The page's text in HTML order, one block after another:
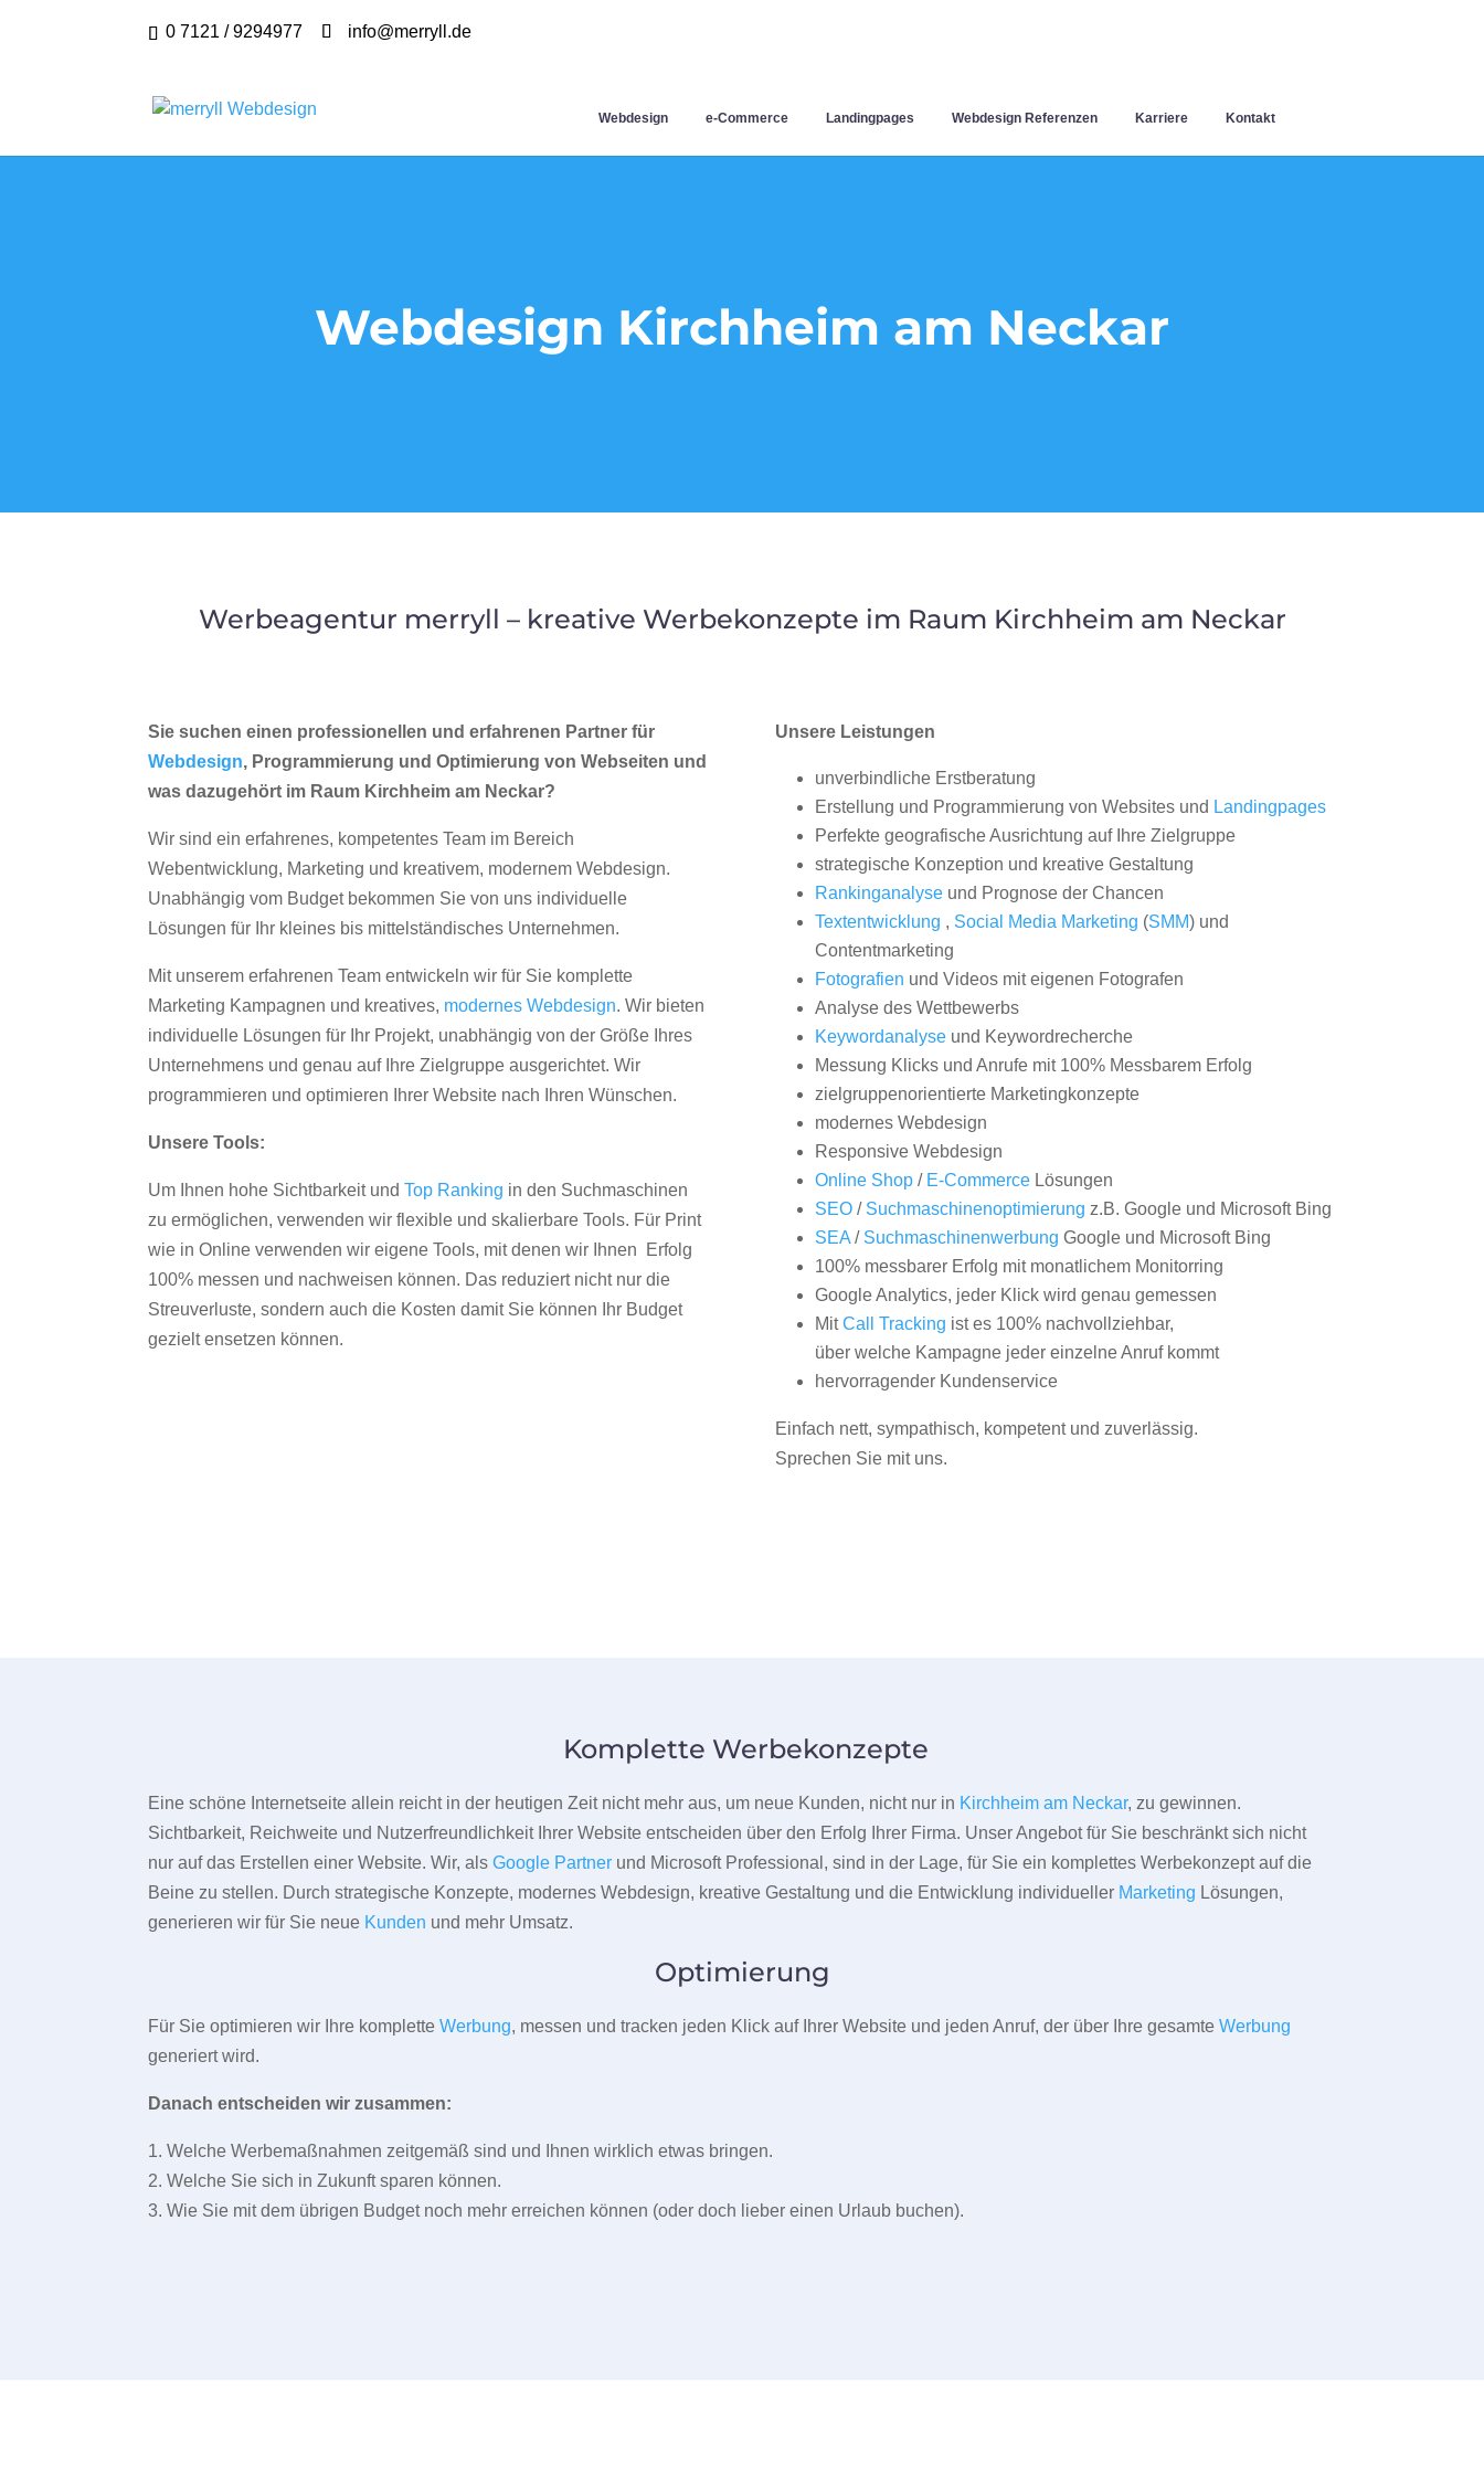
0 7121 / 9294977 info@merryll.de
Webdesign e-Commerce Landingpages Webdesign Referenzen Karriere Kontakt
Webdesign Kirchheim am Neckar
Werbeagentur merryll – kreative Werbekonzepte im Raum Kirchheim am Neckar
Sie suchen einen professionellen und erfahrenen Partner für
Webdesign, Programmierung und Optimierung von Webseiten und
was dazugehört im Raum Kirchheim am Neckar?
Wir sind ein erfahrenes, kompetentes Team im Bereich
Webentwicklung, Marketing und kreativem, modernem Webdesign.
Unabhängig vom Budget bekommen Sie von uns individuelle
Lösungen für Ihr kleines bis mittelständisches Unternehmen.
Mit unserem erfahrenen Team entwickeln wir für Sie komplette
Marketing Kampagnen und kreatives, modernes Webdesign. Wir bieten
individuelle Lösungen für Ihr Projekt, unabhängig von der Größe Ihres
Unternehmens und genau auf Ihre Zielgruppe ausgerichtet. Wir
programmieren und optimieren Ihrer Website nach Ihren Wünschen.
Unsere Tools:
Um Ihnen hohe Sichtbarkeit undTop Ranking in den Suchmaschinen
zu ermöglichen, verwenden wir flexible und skalierbare Tools. Für Print
wie in Online verwenden wir eigene Tools, mit denen wir Ihnen Erfolg
100% messen und nachweisen können. Das reduziert nicht nur die
Streuverluste, sondern auch die Kosten damit Sie können Ihr Budget
gezielt ensetzen können.
Unsere Leistungen
unverbindliche Erstberatung
Erstellung und Programmierung von Websites und Landingpages
Perfekte geografische Ausrichtung auf Ihre Zielgruppe
strategische Konzeption und kreative Gestaltung
Rankinganalyseund Prognose der Chancen
Textentwicklung , Social Media Marketing (SMM) und
Contentmarketing
Fotografien und Videos mit eigenen Fotografen
Analyse des Wettbewerbs
Keywordanalyseund Keywordrecherche
Messung Klicks und Anrufe mit 100% Messbarem Erfolg
zielgruppenorientierte Marketingkonzepte
modernes Webdesign
Responsive Webdesign
Online Shop/ E-CommerceLösungen
SEO/ Suchmaschinenoptimierung z.B. Google und Microsoft Bing
SEA/ Suchmaschinenwerbung Google und Microsoft Bing
100% messbarer Erfolg mit monatlichem Monitorring
Google Analytics, jeder Klick wird genau gemessen
MitCall Tracking ist es 100% nachvollziehbar,
über welche Kampagne jeder einzelne Anruf kommt
hervorragender Kundenservice
Einfach nett, sympathisch, kompetent und zuverlässig.
Sprechen Sie mit uns.
Komplette Werbekonzepte
Eine schöne Internetseite allein reicht in der heutigen Zeit nicht mehr aus, um neue Kunden, nicht nur in Kirchheim am Neckar, zu gewinnen.
Sichtbarkeit, Reichweite und Nutzerfreundlichkeit Ihrer Website entscheiden über den Erfolg Ihrer Firma. Unser Angebot für Sie beschränkt sich nicht
nur auf das Erstellen einer Website. Wir, alsGoogle Partner und Microsoft Professional, sind in der Lage, für Sie ein komplettes Werbekonzept auf die
Beine zu stellen. Durch strategische Konzepte, modernes Webdesign, kreative Gestaltung und die Entwicklung individueller Marketing Lösungen,
generieren wir für Sie neue Kunden und mehr Umsatz.
Optimierung
Für Sie optimieren wir Ihre kompletteWerbung, messen und tracken jeden Klick auf Ihrer Website und jeden Anruf, der über Ihre gesamteWerbung
generiert wird.
Danach entscheiden wir zusammen:
1. Welche Werbemaßnahmen zeitgemäß sind und Ihnen wirklich etwas bringen.
2. Welche Sie sich in Zukunft sparen können.
3. Wie Sie mit dem übrigen Budget noch mehr erreichen können (oder doch lieber einen Urlaub buchen).